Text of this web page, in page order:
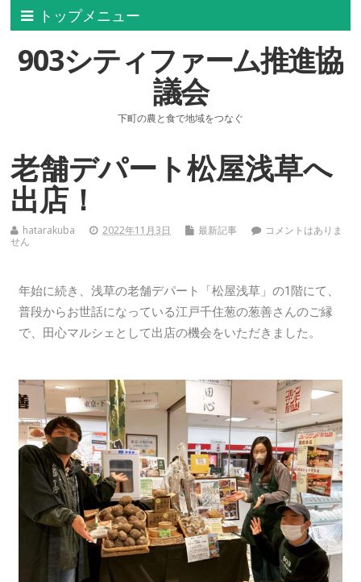
トップメニュー
903シティファーム推進協
議会
下町の農と食で地域をつなぐ
老舗デパート松屋浅草へ
出店！
hatarakuba 2022年11月3日 最新記事
コメントはありま
せん
年始に続き、浅草の老舗デパート「松屋浅草」の1階にて、
普段からお世話になっている江戸千住葱の葱善さんのご縁
で、田心マルシェとして出店の機会をいただきました。